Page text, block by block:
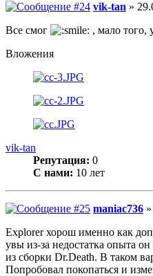
vik-tan »
Все смог
, мало того,
Вложения
vik-tan
Репутация: 0
С нами: 10 лет
maniac736
Explorer хорош именно как
увы из-за недостатка опыта
из сборки Dr.Death. В таком
Попробовал покопаться и